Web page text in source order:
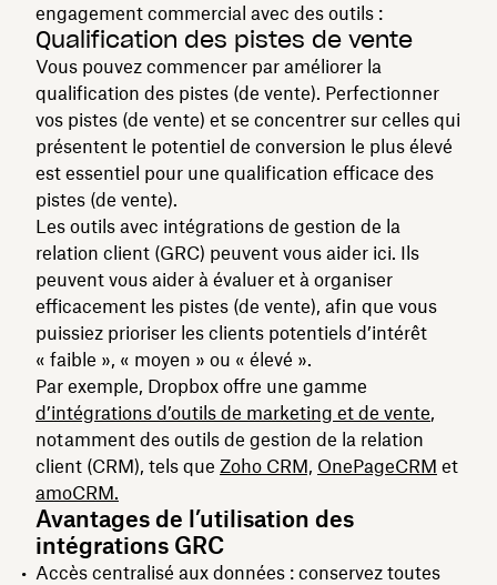
engagement commercial avec des outils :
Qualification des pistes de vente
Vous pouvez commencer par améliorer la
qualification des pistes (de vente). Perfectionner
vos pistes (de vente) et se concentrer sur celles qui
présentent le potentiel de conversion le plus élevé
est essentiel pour une qualification efficace des
pistes (de vente).
Les outils avec intégrations de gestion de la
relation client (GRC) peuvent vous aider ici. Ils
peuvent vous aider à évaluer et à organiser
efficacement les pistes (de vente), afin que vous
puissiez prioriser les clients potentiels d’intérêt
« faible », « moyen » ou « élevé ».
Par exemple, Dropbox offre une gamme
d’intégrations d’outils de marketing et de vente,
notamment des outils de gestion de la relation
client (CRM), tels que Zoho CRM, OnePageCRM et
amoCRM.
Avantages de l’utilisation des
intégrations GRC
Accès centralisé aux données : conservez toutes